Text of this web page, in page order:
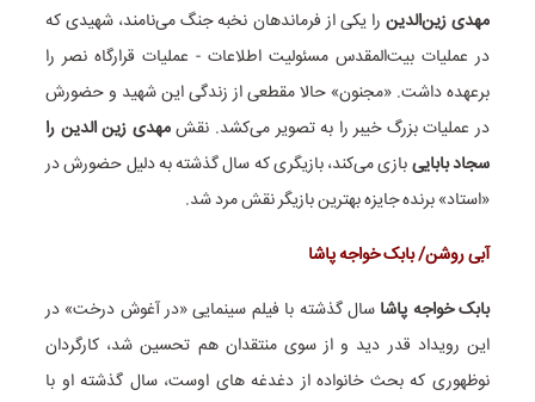
مهدی زین‌الدین را یکی از فرماندهان نخبه جنگ می‌نامند، شهیدی که
در عملیات بیت‌المقدس مسئولیت اطلاعات - عملیات قرارگاه نصر را
برعهده داشت. «مجنون» حالا مقطعی از زندگی این شهید و حضورش
در عملیات بزرگ خیبر را به تصویر می‌کشد. نقشمهدی زین الدین را
سجاد باباییبازی می‌کند، بازیگری که سال گذشته به دلیل حضورش در
«استاد» برنده جایزه بهترین بازیگر نقش مرد شد.
آبی روشن/ بابک خواجه پاشا
بابک خواجه پاشاسال گذشته با فیلم سینمایی «در آغوش درخت» در
این رویداد قدر دید و از سوی منتقدان هم تحسین شد، کارگردان
نوظهوری که بحث خانواده از دغدغه های اوست، سال گذشته او با